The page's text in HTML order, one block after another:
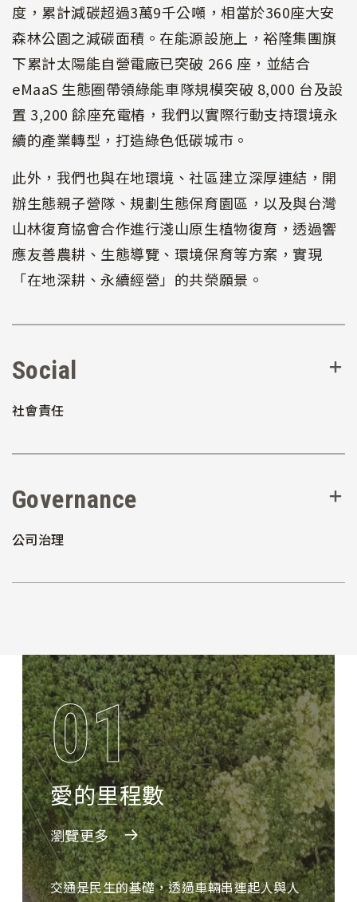
度，累計減碳超過3萬9千公噸，相當於360座大安
森林公園之減碳面積。在能源設施上，裕隆集團旗
下累計太陽能自營電廠已突破 266 座，並結合
eMaaS 生態圈帶領綠能車隊規模突破 8,000 台及設
置 3,200 餘座充電樁，我們以實際行動支持環境永
續的產業轉型，打造綠色低碳城市。
此外，我們也與在地環境、社區建立深厚連結，開
辦生態親子營隊、規劃生態保育園區，以及與台灣
山林復育協會合作進行淺山原生植物復育，透過響
應友善農耕、生態導覽、環境保育等方案，實現
「在地深耕、永續經營」的共榮願景。
Social
社會責任
Governance
公司治理
01
愛的里程數
瀏覽更多
交通是民生的基礎，透過車輛串連起人與人